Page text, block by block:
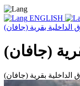
ENGLISH
بقرية (جافان)
(جافان)
بقرية (جافان)